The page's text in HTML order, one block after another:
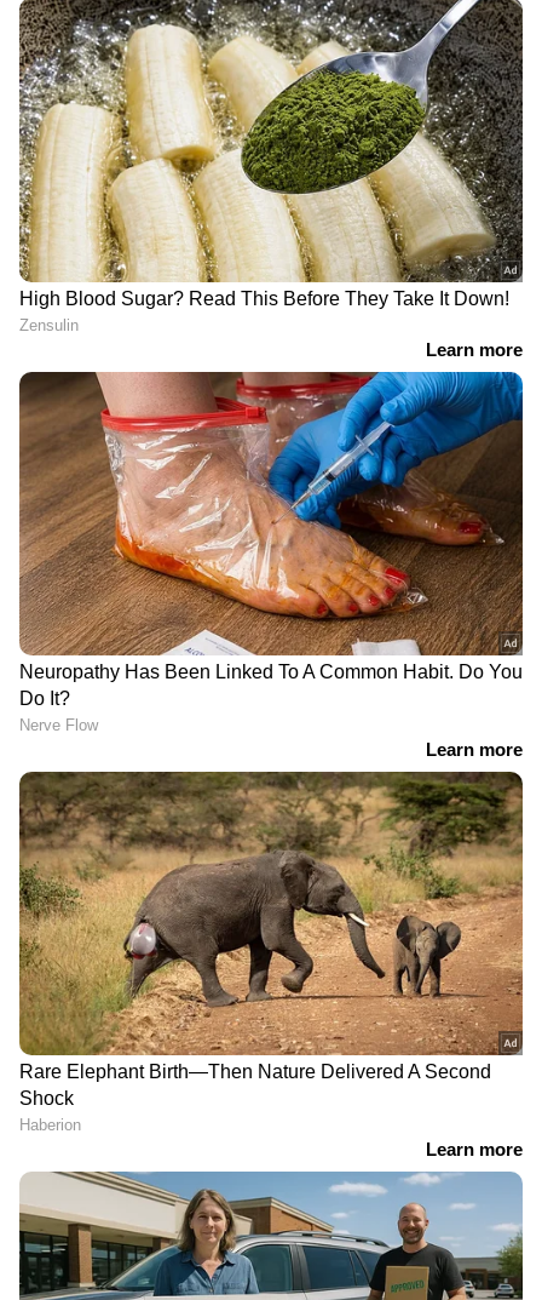
“ഐപിഎൽ ഫൈനൽ ലൈവായി കാണാനുള്ള
അവസരം നൽകിയ ബിഗ് ടിക്കറ്റിനും
ഏഷ്യാനെറ്റ് ന്യൂസിനും ഹൃദയം നിറഞ്ഞ നന്ദി.” –
ഇരുവരും പറഞ്ഞു.